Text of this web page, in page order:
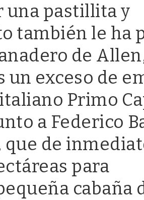
una pastillita y
también le ha
de
un exceso de
Primo
a Federico
que de
para
cabaña